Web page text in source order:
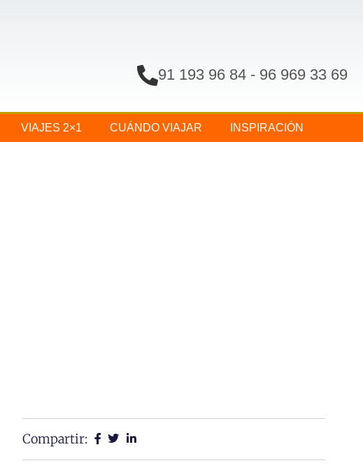
91 193 96 84- 96 969 33 69
VIAJES 2×1 CUÁNDO VIAJAR INSPIRACIÓN
Compartir: